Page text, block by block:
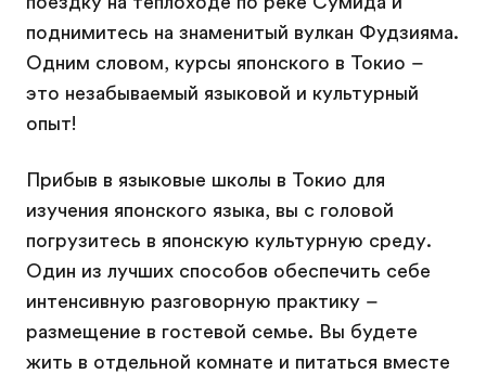
поднимитесь на знаменитый вулкан Фудзияма.
Одним словом, курсы японского в Токио –
это незабываемый языковой и культурный
опыт!
Прибыв в языковые школы в Токио для
изучения японского языка, вы с головой
погрузитесь в японскую культурную среду.
Один из лучших способов обеспечить себе
интенсивную разговорную практику –
размещение в гостевой семье. Вы будете
жить в отдельной комнате и питаться вместе